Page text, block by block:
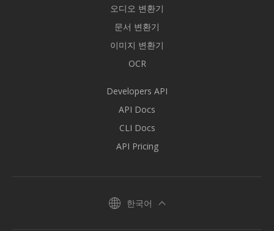
오디오 변환기
문서 변환기
이미지 변환기
OCR
Developers API
API Docs
CLI Docs
API Pricing
한국어